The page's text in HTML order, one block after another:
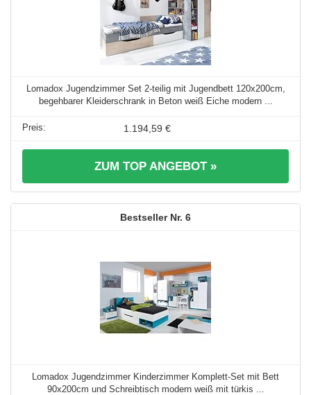
Lomadox Jugendzimmer Set 2-teilig mit Jugendbett 120x200cm,
begehbarer Kleiderschrank in Beton weiß Eiche modern ...
1.194,59 €
ZUM TOP ANGEBOT »
6
Lomadox Jugendzimmer Kinderzimmer Komplett-Set mit Bett
90x200cm und Schreibtisch modern weiß mit türkis ...